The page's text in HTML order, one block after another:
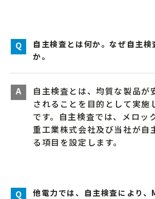
自主検査とは何か。なぜ自主検
か。
自主検査とは、均質な製品が
されることを目的として実施
です。自主検査では、メロッ
重工業株式会社及び当社が自
る項目を設定します。
他電力では、自主検査により、